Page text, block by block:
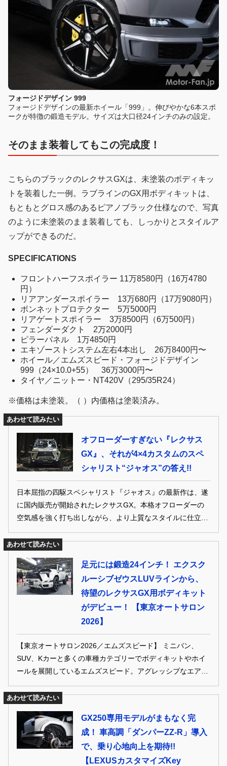
フォージドデザイン 999
フォージドデザインの最新ホイール「999」。伸びやかな6本スポ
ークが特徴の鍛造モデル。サイズは大口径24インチのみの設定。
そのまま装着してもこの完成度！
こちらのブラックのレクサスGXは、未塗装のボディキッ
トを装着した一例。ラブラインのGX用ボディキットは、
もともとグロス感のあるピアノブラック仕様なので、写真
のように未塗装のまま装着しても、しっかりとスタイルア
ップができるのだ。
SPECIFICATIONS
フロントハーフスポイラー 11万8580円（16万4780
円）
リアアンダースポイラー 13万680円（17万9080円）
ボンネットプロテクター 5万5000円
リアゲートスポイラー 3万8500円（6万500円）
フェンダーダクト 2万2000円
ピラーパネル 1万4850円
エキゾーストシステム左右4本出し 26万8400円〜
ホイール／エムズスピード・フォージドデザイン
999（24×10.0+55） 36万3000円〜
タイヤ／ニットー・NT420V（295/35R24）
※価格は未塗装。（ ）内価格は塗装済み。
あわせて読みたい
オフローダーすぎない『レクサス
GX』、それが4×4カスタムのスペ
シャリスト“ジャオス”の答え!!
日本屈指の四駆スペシャリスト『ジャオス』の最新作は、遂
に国内販売が開始されたレクサスGX。本格オフローダーの
空気感を強く打ち出しながら、より上質なスタイルに仕立て
あわせて読みたい
足元には鍛造24インチ！ エクスク
ルーシブゼウスLUVラインから、
待望のレクサスGX用ボディキット
がデビュー！ 【東京オートサロン
2026】
【東京オートサロン2026／エムズスピード】 ミニバン、
SUV、Kカーと多くの車種カテゴリーでボディキットやホイ
ールを展開しているエムズスピード。アグレッシブなエアロ
レクサスGXをクローズアップ。
あわせて読みたい
GX250専用モデルがまもなく完
成！ 車高調「ダンパーZZ-R」導入
で、乗り心地向上を期待!!
【LEXUSカスタマイズKey